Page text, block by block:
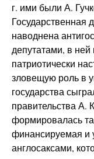
г. ими были А.
Государственная
наводнена
депутатами, в
патриотически
зловещую роль в
государства
правительства А.
формировалась
финансируемая и
англосаксами,